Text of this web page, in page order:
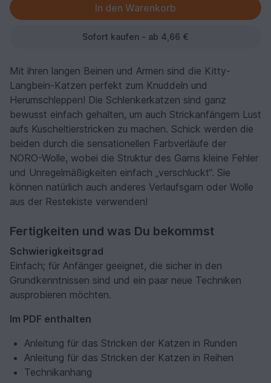
Sofort kaufen - ab 4,66 €
Mit ihren langen Beinen und Armen sind die Kitty-
Langbein-Katzen perfekt zum Knuddeln und
Herumschleppen! Die Schlenkerkatzen sind ganz
bewusst einfach gehalten, um auch Strickanfängern Lust
aufs Kuscheltierstricken zu machen. Schick werden die
beiden durch die sensationellen Farbverläufe der
NORO-Wolle, wobei die Struktur des Garns kleine Fehler
und Unregelmäßigkeiten einfach „verschluckt“. Sie
können natürlich auch anderes Verlaufsgarn oder Wolle
aus der Restekiste verwenden!
Fertigkeiten und was Du bekommst
Schwierigkeitsgrad
Einfach; für Anfänger geeignet, die sicher in den
Grundkenntnissen sind und ein paar neue Techniken
ausprobieren möchten.
Im PDF enthalten
Anleitung für das Stricken der Katzen in Runden
Anleitung für das Stricken der Katzen in Reihen
Technikanhang